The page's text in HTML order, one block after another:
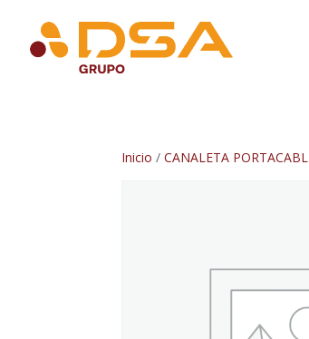
Inicio /CANALETA